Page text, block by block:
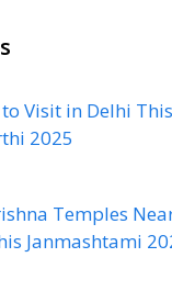
to Visit in Delhi
2025
Temples
Janmashtami